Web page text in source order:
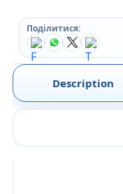
Поділитися:
Description